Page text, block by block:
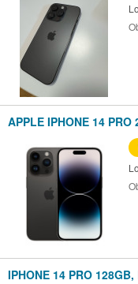
APPLE IPHONE 14 PRO
IPHONE 14 PRO